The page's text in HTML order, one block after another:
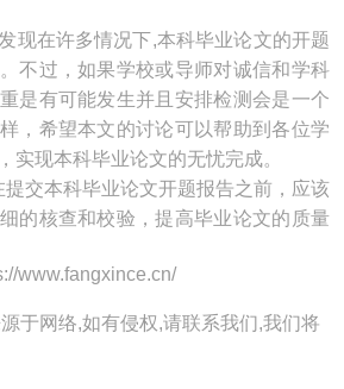
现在许多情况下,本科毕业论文的开题
不过，如果学校或导师对诚信和学科
是有可能发生并且安排检测会是一个
，希望本文的讨论可以帮助到各位学
实现本科毕业论文的无忧完成。
交本科毕业论文开题报告之前，应该
的核查和校验，提高毕业论文的质量
www.fangxince.cn/
于网络,如有侵权,请联系我们,我们将